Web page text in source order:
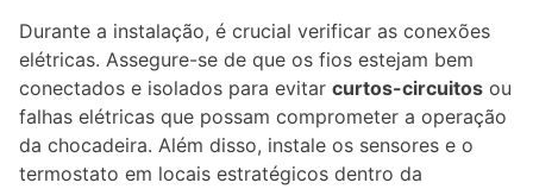
Durante a instalação, é crucial verificar as conexões
elétricas. Assegure-se de que os fios estejam bem
conectados e isolados para evitar curtos-circuitos ou
falhas elétricas que possam comprometer a operação
da chocadeira. Além disso, instale os sensores e o
termostato em locais estratégicos dentro da